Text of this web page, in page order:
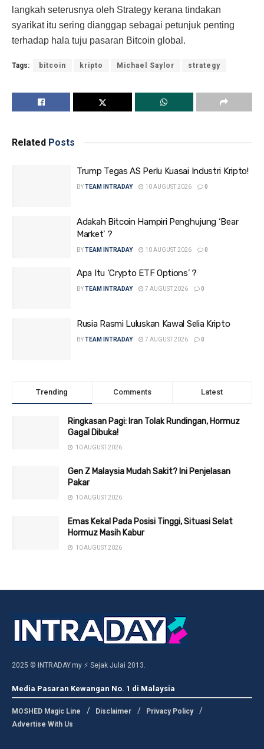
langkah seterusnya oleh Strategy kerana tindakan
syarikat itu sering dianggap sebagai petunjuk penting
terhadap hala tuju pasaran Bitcoin global.
Tags: bitcoin kripto Michael Saylor strategy
Related Posts
Trump Tegas AS Perlu Kuasai Industri Kripto!
BYTEAM INTRADAY 10 AUGUST 2026 0
Adakah Bitcoin Hampiri Penghujung ‘Bear
Market’ ?
BYTEAM INTRADAY 10 AUGUST 2026 0
Apa Itu ‘Crypto ETF Options’ ?
BYTEAM INTRADAY 7 AUGUST 2026 0
Rusia Rasmi Luluskan Kawal Selia Kripto
BYTEAM INTRADAY 7 AUGUST 2026 0
Trending Comments Latest
Ringkasan Pagi: Iran Tolak Rundingan, Hormuz
Gagal Dibuka!
10 AUGUST 2026
Gen Z Malaysia Mudah Sakit? Ini Penjelasan
Pakar
10 AUGUST 2026
Emas Kekal Pada Posisi Tinggi, Situasi Selat
Hormuz Masih Kabur
10 AUGUST 2026
2025 © INTRADAY.my ⚡ Sejak Julai 2013.
Media Pasaran Kewangan No. 1 di Malaysia
MOSHED Magic Line Disclaimer
Privacy Policy
Advertise With Us